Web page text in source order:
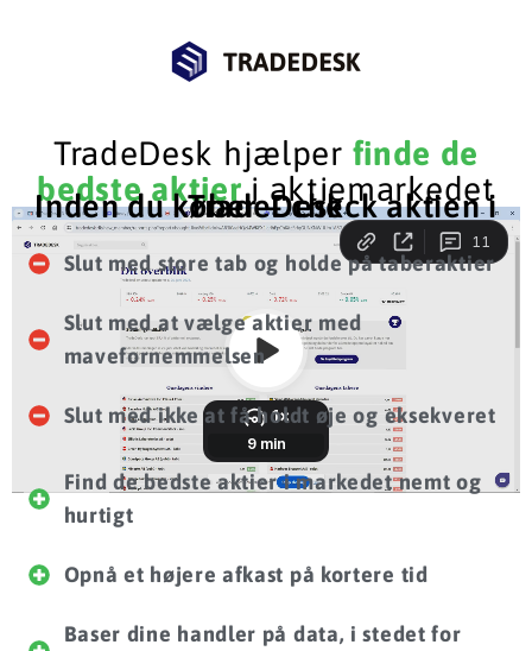
TradeDesk hjælper finde de
bedste aktier i aktiemarkedet
Inden du køber – check aktien i TradeDesk
Slut med store tab og holde på taberaktier
​Slut med at vælge aktier med
mavefornemmelsen
​Slut med ikke at få holdt øje og eksekveret
Find de bedste aktier i markedet nemt og
hurtigt
​Opnå et højere afkast på kortere tid
​Baser dine handler på data, i stedet for